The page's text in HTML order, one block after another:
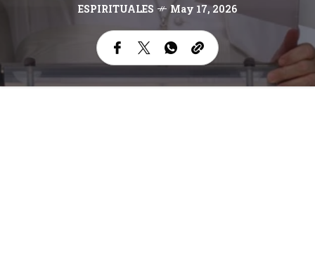
ESPIRITUALES May 17, 2026